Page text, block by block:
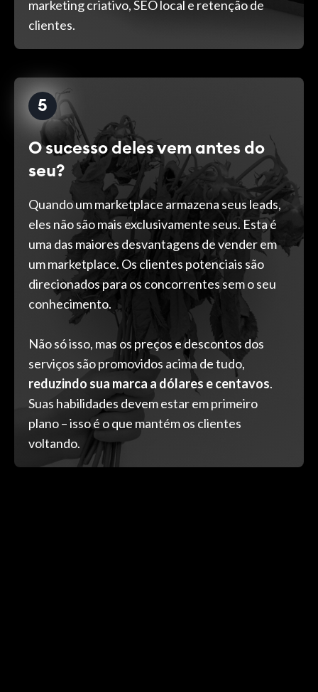
marketing criativo, SEO local e retenção de
clientes.
5
O sucesso deles vem antes do
seu?
Quando um marketplace armazena seus leads,
eles não são mais exclusivamente seus. Esta é
uma das maiores desvantagens de vender em
um marketplace. Os clientes potenciais são
direcionados para os concorrentes sem o seu
conhecimento.
Não só isso, mas os preços e descontos dos
serviços são promovidos acima de tudo,
reduzindo sua marca a dólares e centavos.
Suas habilidades devem estar em primeiro
plano – isso é o que mantém os clientes
voltando.